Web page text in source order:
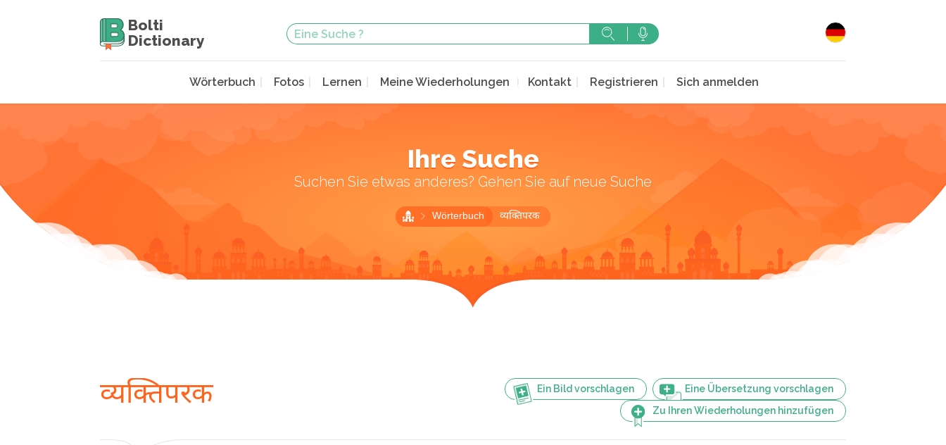
Bolti
Dictionary
Wörterbuch Fotos Lernen Meine Wiederholungen Kontakt Registrieren Sich anmelden
Ihre Suche
Suchen Sie etwas anderes? Gehen Sie auf neue Suche
Wörterbuch व्यक्तिपरक
Ein Bild vorschlagen
Eine Übersetzung vorschlagen
Zu Ihren Wiederholungen hinzufügen
व्यक्तिपरक